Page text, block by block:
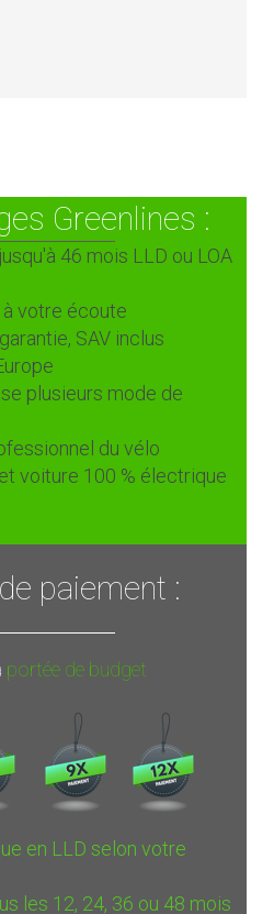
Greenlines :
46 mois LLD ou LOA
votre écoute
SAV inclus
plusieurs mode de
du vélo
voiture 100 % électrique
paiement :
portée de budget
en LLD selon votre
les 12, 24, 36 ou 48 mois